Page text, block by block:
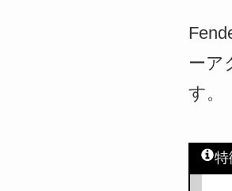
ーア
す。
特